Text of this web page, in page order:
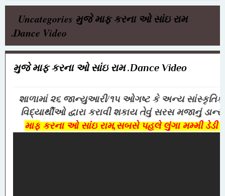
Uncategories મુજે માફ કરના ઓ સાંઇ રામ
.Dance Video
મુજે માફ કરના ઓ સાંઇ રામ .Dance Video
શાળામાં ૨૬ જાન્યુઆરી/૧૫ ઓગષ્ટ કે અન્ય સાંસ્કૃતિક
વિદ્યાર્થીઓ દ્વારા કરાવી શકાય તેવું સરસ મજાનું
માફ કરના ઓ સાંઇ રામ,સબસે પહલે લુંગા મમ્મી ડેડી